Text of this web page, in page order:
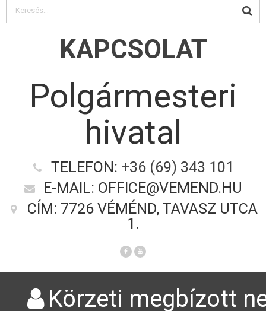
KAPCSOLAT
Polgármesteri
hivatal
TELEFON: +36 (69) 343 101
E-MAIL: OFFICE@VEMEND.HU
CÍM: 7726 VÉMÉND, TAVASZ UTCA
1.
Körzeti megbízott